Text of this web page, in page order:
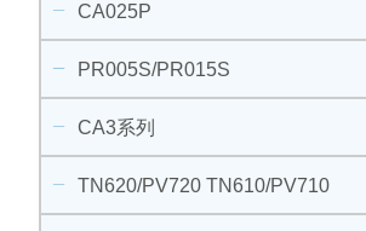
CA025P
PR005S/PR015S
CA3系列
TN620/PV720 TN610/PV710